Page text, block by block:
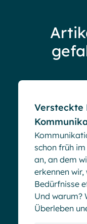
Versteckte
schon früh im
an, an dem
erkennen
Bedürfnisse
Und warum?
Überleben